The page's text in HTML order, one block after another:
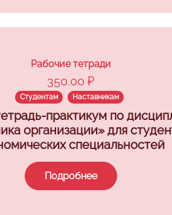
Рабочие тетради
350.00 ₽
Студентам Наставникам
практикум по
организации» для
специальностей
Подробнее